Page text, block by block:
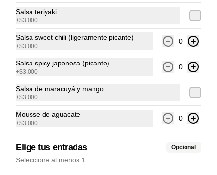
Bowl Veggie
Arroz de sushi, aguacate, queso crema
zanahoria, maíz, plátano maduro y pasta
vermicelli.
$29.700
Salsa teriyaki
+$3.000
Salsa sweet chili (ligeramente picante)
+$3.000
0
Salsa spicy japonesa (picante)
+$3.000
0
Salsa de maracuyá y mango
+$3.000
Mousse de aguacate
+$3.000
0
Elige tus entradas Opcional
Seleccione al menos 1